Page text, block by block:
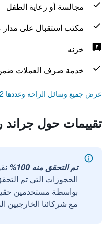
مجالسة أو رعاية الطفل
مكتب استقبال على مدار 24 ساعة
خزنه
خدمة صرف العملات
عرض جميع وسائل الراحة وعددها 12
تقييمات حول جراند
تم التحقق منه 100%
الحجوزات التي تم
مع شركائنا الخارجيين